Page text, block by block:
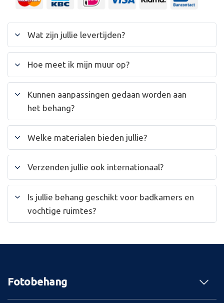
Wat zijn jullie levertijden?
Hoe meet ik mijn muur op?
Kunnen aanpassingen gedaan worden aan
het behang?
Welke materialen bieden jullie?
Verzenden jullie ook internationaal?
Is jullie behang geschikt voor badkamers en
vochtige ruimtes?
Fotobehang